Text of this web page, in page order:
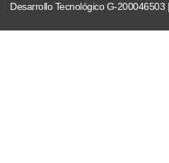
Desarrollo Tecnológico G-